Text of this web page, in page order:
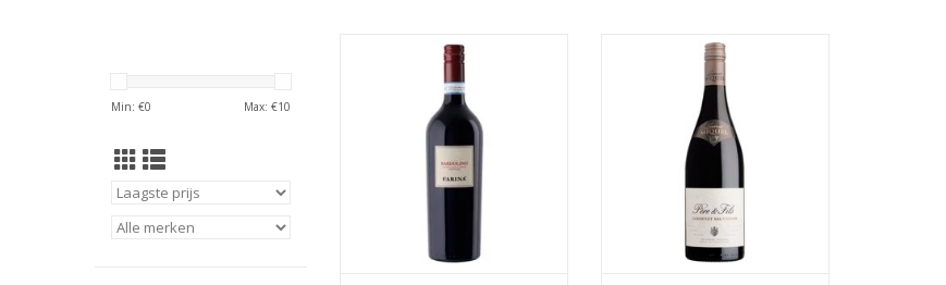
Min: €0 Max: €10
Farina Bardolino , Italië. Een wat
lichtere soepele erg fruitige rode
wijn uit Veneto van Corvina,
Rondinella en Rossara. Kan bij
warm weer ook lekker gekoeld
geserveerd worden.
TOEVOEGEN AAN WINKELWAGEN
Laurent Miquel Père et Fils
Cabernet Sauvignon, Pays d'Oc.
Deze volle rode wijn is mooi in
balans, heeft een fijne diepgang
en zachte tannine. In de smaak
rijk rood fruit en een typische
TOEVOEGEN AAN WINKELWAGEN